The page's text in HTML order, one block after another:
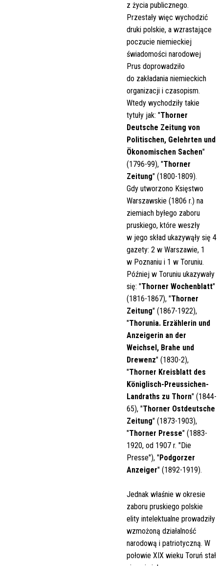
z życia publicznego.
Przestały więc wychodzić
druki polskie, a wzrastające
poczucie niemieckiej
świadomości narodowej
Prus doprowadziło
do zakładania niemieckich
organizacji i czasopism.
Wtedy wychodziły takie
tytuły jak: "Thorner
Deutsche Zeitung von
Politischen, Gelehrten und
Ökonomischen Sachen"
(1796-99), "Thorner
Zeitung" (1800-1809).
Gdy utworzono Księstwo
Warszawskie (1806 r.) na
ziemiach byłego zaboru
pruskiego, które weszły
w jego skład ukazywąły się 4
gazety: 2 w Warszawie, 1
w Poznaniu i 1 w Toruniu.
Później w Toruniu ukazywały
się: "Thorner Wochenblatt"
(1816-1867), "Thorner
Zeitung" (1867-1922),
"Thorunia. Erzählerin und
Anzeigerin an der
Weichsel, Brahe und
Drewenz" (1830-2),
"Thorner Kreisblatt des
Königlisch-Preussichen-
Landraths zu Thorn" (1844-
65), "Thorner Ostdeutsche
Zeitung" (1873-1903),
"Thorner Presse" (1883-
1920, od 1907 r. "Die
Presse"), "Podgorzer
Anzeiger" (1892-1919).
Jednak właśnie w okresie
zaboru pruskiego polskie
elity intelektualne prowadziły
wzmożoną działalność
narodową i patriotyczną. W
połowie XIX wieku Toruń stał